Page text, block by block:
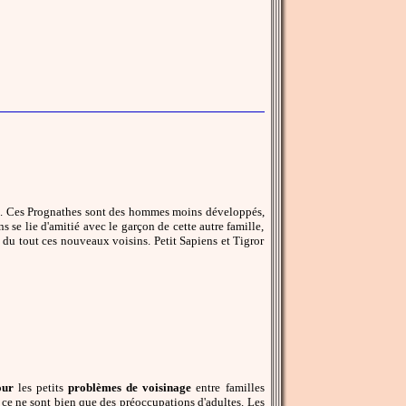
Prognathes sont des hommes moins développés,
se lie d'amitié avec le garçon de cette autre famille,
tout ces nouveaux voisins. Petit Sapiens et Tigror
les petitsproblèmes de voisinage entre familles
ne sont bien que des préoccupations d'adultes. Les